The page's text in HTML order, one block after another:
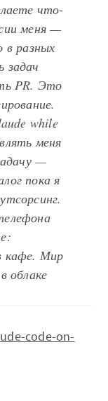
что-
меня —
в разных
задач
PR. Это
while
меня
—
пока я
кафе. Мир
облаке
code-on-